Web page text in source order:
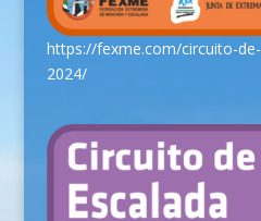
https://fexme.com/circuito-
2024/